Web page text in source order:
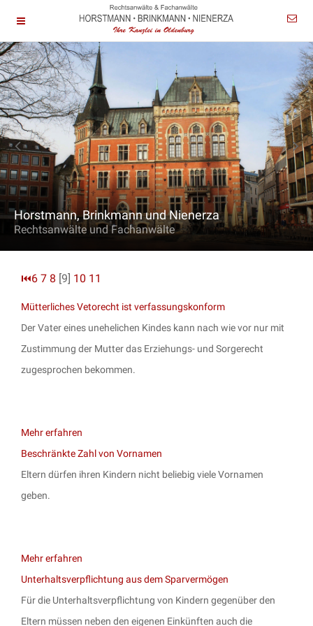
Horstmann, Brinkmann und Nienerza
Rechtsanwälte und Fachanwälte
⏮6 7 8 [9] 10 11
Mütterliches Vetorecht ist verfassungskonform
Der Vater eines unehelichen Kindes kann nach wie vor nur mit
Zustimmung der Mutter das Erziehungs- und Sorgerecht
zugesprochen bekommen.
Mehr erfahren
Beschränkte Zahl von Vornamen
Eltern dürfen ihren Kindern nicht beliebig viele Vornamen
geben.
Mehr erfahren
Unterhaltsverpflichtung aus dem Sparvermögen
Für die Unterhaltsverpflichtung von Kindern gegenüber den
Eltern müssen neben den eigenen Einkünften auch die